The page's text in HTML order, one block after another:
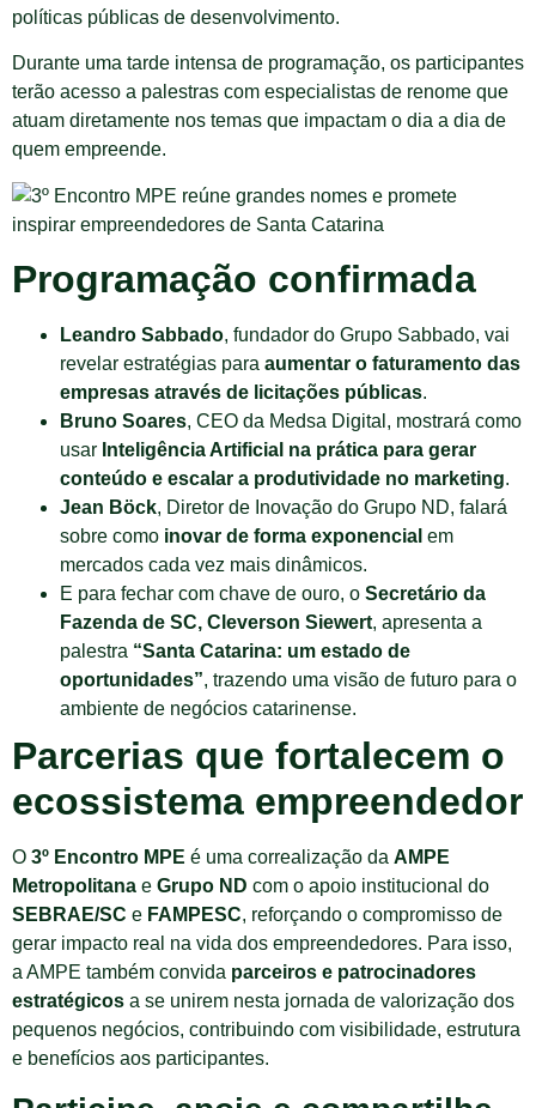
políticas públicas de desenvolvimento.
Durante uma tarde intensa de programação, os participantes
terão acesso a palestras com especialistas de renome que
atuam diretamente nos temas que impactam o dia a dia de
quem empreende.
Programação confirmada
Leandro Sabbado, fundador do Grupo Sabbado, vai
revelar estratégias para aumentar o faturamento das
empresas através de licitações públicas.
Bruno Soares, CEO da Medsa Digital, mostrará como
usar Inteligência Artificial na prática para gerar
conteúdo e escalar a produtividade no marketing.
Jean Böck, Diretor de Inovação do Grupo ND, falará
sobre como inovar de forma exponencial em
mercados cada vez mais dinâmicos.
E para fechar com chave de ouro, o Secretário da
Fazenda de SC, Cleverson Siewert, apresenta a
palestra “Santa Catarina: um estado de
oportunidades”, trazendo uma visão de futuro para o
ambiente de negócios catarinense.
Parcerias que fortalecem o
ecossistema empreendedor
O 3º Encontro MPE é uma correalização da AMPE
Metropolitana e Grupo ND com o apoio institucional do
SEBRAE/SC e FAMPESC, reforçando o compromisso de
gerar impacto real na vida dos empreendedores. Para isso,
a AMPE também convida parceiros e patrocinadores
estratégicos a se unirem nesta jornada de valorização dos
pequenos negócios, contribuindo com visibilidade, estrutura
e benefícios aos participantes.